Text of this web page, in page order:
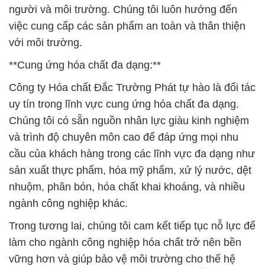
người và môi trường. Chúng tôi luôn hướng đến
việc cung cấp các sản phẩm an toàn và thân thiện
với môi trường.
**Cung ứng hóa chất đa dạng:**
Công ty Hóa chất Đắc Trường Phát tự hào là đối tác
uy tín trong lĩnh vực cung ứng hóa chất đa dạng.
Chúng tôi có sẵn nguồn nhân lực giàu kinh nghiệm
và trình độ chuyên môn cao để đáp ứng mọi nhu
cầu của khách hàng trong các lĩnh vực đa dạng như
sản xuất thực phẩm, hóa mỹ phẩm, xử lý nước, dệt
nhuộm, phân bón, hóa chất khai khoáng, và nhiều
ngành công nghiệp khác.
Trong tương lai, chúng tôi cam kết tiếp tục nỗ lực để
làm cho ngành công nghiệp hóa chất trở nên bền
vững hơn và giúp bảo vệ môi trường cho thế hệ